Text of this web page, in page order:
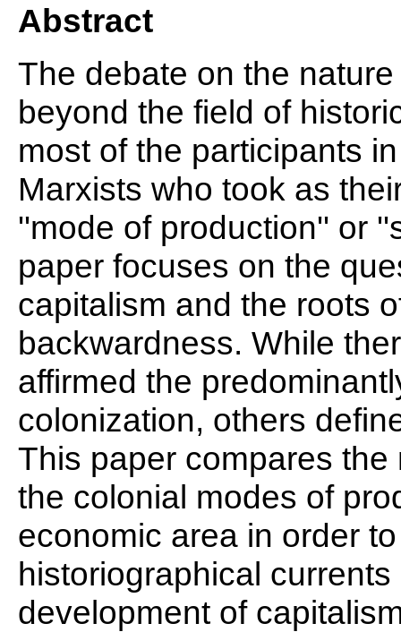
Abstract
The debate on the
beyond the field of
most of the participants
Marxists who took as
''mode of production'' or
paper focuses on the
capitalism and the roots
backwardness. While
affirmed the
colonization, others
This paper compares
the colonial modes of
economic area in order
historiographical
development of